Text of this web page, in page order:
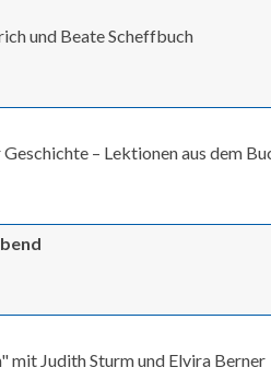
und Beate Scheffbuch
– Lektionen aus dem
mit Judith Sturm und Elvira Berner